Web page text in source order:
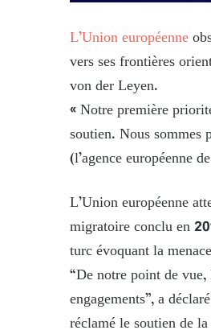
L’Union européenne
vers ses frontières
von der Leyen.
« Notre première
soutien. Nous sommes
(l’agence européenne
L’Union européenne
migratoire conclu en
turc évoquant la
“De notre point de
engagements”, a
réclamé le soutien de